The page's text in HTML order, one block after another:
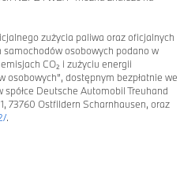
zużycia paliwa oraz oficjalnych
samochodów osobowych podano w
CO₂ i zużyciu energii
osobowych”, dostępnym bezpłatnie we
Deutsche Automobil Treuhand
73760 Ostfildern Scharnhausen, oraz
.